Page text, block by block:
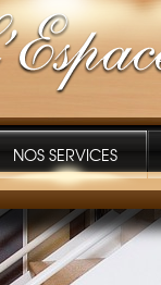
NOS SERVICES